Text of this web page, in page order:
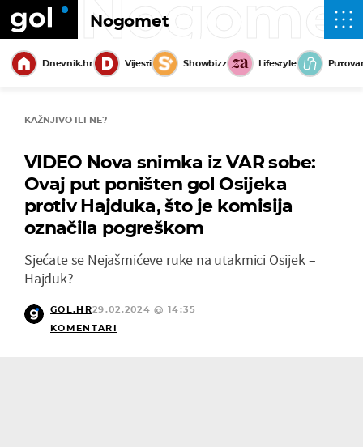
Nogomet
Dnevnik.hr Vijesti Showbizz Lifestyle
KAŽNJIVO ILI NE?
VIDEO Nova snimka iz VAR sobe:
Ovaj put poništen gol Osijeka
protiv Hajduka, što je komisija
označila pogreškom
Sjećate se Nejašmićeve ruke na utakmici Osijek –
Hajduk?
GOL.HR29.02.2024 @ 14:35
KOMENTARI